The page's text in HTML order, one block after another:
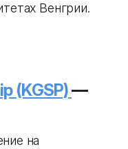
Венгрии.
(KGSP)—
на